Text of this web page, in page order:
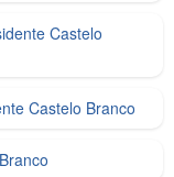
Castelo
Castelo Branco